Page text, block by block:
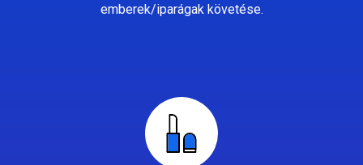
emberek/iparágak követése.